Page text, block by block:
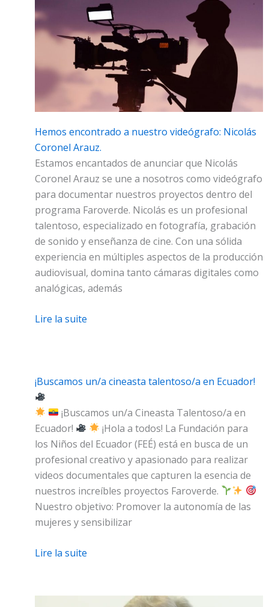
Hemos encontrado a nuestro videógrafo: Nicolás
Coronel Arauz.
Estamos encantados de anunciar que Nicolás
Coronel Arauz se une a nosotros como videógrafo
para documentar nuestros proyectos dentro del
programa Faroverde. Nicolás es un profesional
talentoso, especializado en fotografía, grabación
de sonido y enseñanza de cine. Con una sólida
experiencia en múltiples aspectos de la producción
audiovisual, domina tanto cámaras digitales como
analógicas, además
Lire la suite
¡Buscamos un/a cineasta talentoso/a en Ecuador!
¡Buscamos un/a Cineasta Talentoso/a en
Ecuador!
¡Hola a todos! La Fundación para
los Niños del Ecuador (FEÉ) está en busca de un
profesional creativo y apasionado para realizar
videos documentales que capturen la esencia de
nuestros increíbles proyectos Faroverde.
Nuestro objetivo: Promover la autonomía de las
mujeres y sensibilizar
Lire la suite